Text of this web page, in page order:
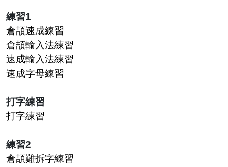
練習1
倉頡速成練習
倉頡輸入法練習
速成輸入法練習
速成字母練習
打字練習
打字練習
練習2
倉頡難拆字練習